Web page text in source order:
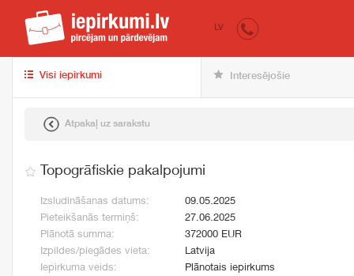
iepirkumi.lv
LV
Visi iepirkumi Interesējošie
Atpakaļ uz sarakstu
Topogrāfiskie pakalpojumi
Izsludināšanas datums:
09.05.2025
Pieteikšanās termiņš:
27.06.2025
Plānotā summa:
372000 EUR
Izpildes/piegādes vieta:
Latvija
Iepirkuma veids:
Plānotais iepirkums